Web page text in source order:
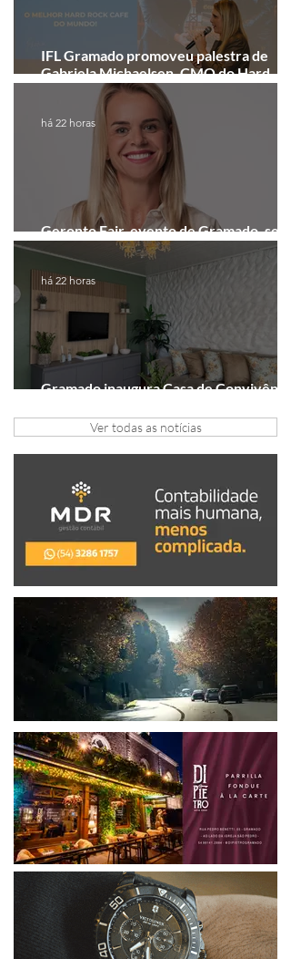
IFL Gramado promoveu palestra de
Gabriela Michaelsen, CMO do Hard
Rock Cafe Gramado
Geronto Fair, evento de Gramado, será
realizada em formato digital
há 22 horas
Gramado inaugura Casa de Convivência
há 22 horas
Ver todas as notícias